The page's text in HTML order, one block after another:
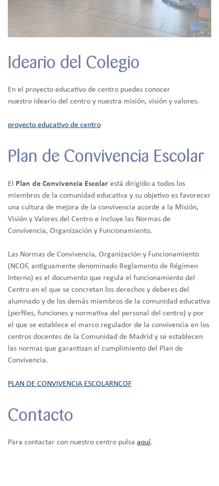
Ideario del Colegio
En el proyecto educativo de centro puedes conocer
nuestro ideario del centro y nuestra misión, visión y valores.
proyecto educativo de centro
Plan de Convivencia Escolar
El Plan de Convivencia Escolar está dirigido a todos los
miembros de la comunidad educativa y su objetivo es favorecer
una cultura de mejora de la convivencia acorde a la Misión,
Visión y Valores del Centro e incluye las Normas de
Convivencia, Organización y Funcionamiento.
Las Normas de Convivencia, Organización y Funcionamiento
(NCOF, antiguamente denominado Reglamento de Régimen
Interno) es el documento que regula el funcionamiento del
Centro en el que se concretan los derechos y deberes del
alumnado y de los demás miembros de la comunidad educativa
(perfiles, funciones y normativa del personal del centro) y por
el que se establece el marco regulador de la convivencia en los
centros docentes de la Comunidad de Madrid y se establecen
las normas que garantizan el cumplimiento del Plan de
Convivencia.
PLAN DE CONVIVENCIA ESCOLARNCOF
Contacto
Para contactar con nuestro centro pulsa aquí.